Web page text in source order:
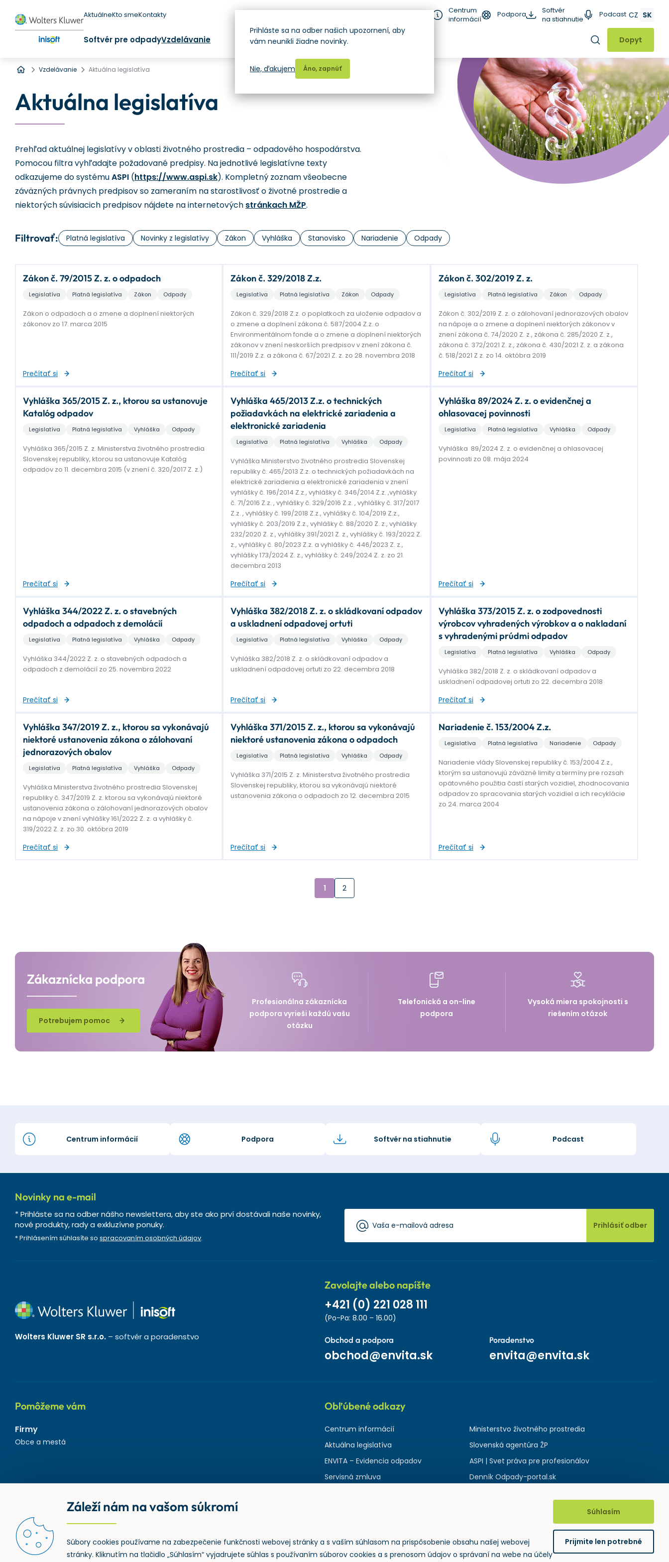
AktuálneKto smeKontakty
Centrum
informácií
Podpora
Softvér
na stiahnutie
Podcast CZ SK
Softvér pre odpadyVzdelávanie Hľadať
Dopyt
Úvod
Vzdelávanie Aktuálna legislatíva
Aktuálna legislatíva
Prehľad aktuálnej legislatívy v oblasti životného prostredia – odpadového hospodárstva.
Pomocou filtra vyhľadajte požadované predpisy. Na jednotlivé legislatívne texty
odkazujeme do systémuASPI (https://www.aspi.sk). Kompletný zoznam všeobecne
záväzných právnych predpisov so zameraním na starostlivosť o životné prostredie a
niektorých súvisiacich predpisov nájdete na internetových stránkach MŽP.
Filtrovať: Platná legislatíva Novinky z legislatívy Zákon Vyhláška Stanovisko Nariadenie Odpady
Zákon č. 79/2015 Z. z. o odpadoch
Legislatíva Platná legislatíva Zákon Odpady
Zákon o odpadoch a o zmene a doplnení niektorých
zákonov zo 17. marca 2015
Prečítať si
Zákon č. 329/2018 Z.z.
Legislatíva Platná legislatíva Zákon Odpady
Zákon č. 329/2018 Z.z. o poplatkoch za uloženie odpadov a
o zmene a doplnení zákona č. 587/2004 Z.z. o
Environmentálnom fonde a o zmene a doplnení niektorých
zákonov v znení neskorších predpisov v znení zákona č.
111/2019 Z.z. a zákona č. 67/2021 Z. z. zo 28. novembra 2018
Prečítať si
Zákon č. 302/2019 Z. z.
Legislatíva Platná legislatíva Zákon Odpady
Zákon č. 302/2019 Z. z. o zálohovaní jednorazových obalov
na nápoje a o zmene a doplnení niektorých zákonov v
znení zákona č. 74/2020 Z. z., zákona č. 285/2020 Z. z.,
zákona č. 372/2021 Z. z., zákona č. 430/2021 Z. z. a zákona
č. 518/2021 Z z. zo 14. októbra 2019
Prečítať si
Vyhláška 365/2015 Z. z., ktorou sa ustanovuje
Katalóg odpadov
Legislatíva Platná legislatíva Vyhláška Odpady
Vyhláška 365/2015 Z. z. Ministerstva životného prostredia
Slovenskej republiky, ktorou sa ustanovuje Katalóg
odpadov zo 11. decembra 2015 (v znení č. 320/2017 Z. z.)
Prečítať si
Vyhláška 465/2013 Z.z. o technických
požiadavkách na elektrické zariadenia a
elektronické zariadenia
Legislatíva Platná legislatíva Vyhláška Odpady
Vyhláška Ministerstvo životného prostredia Slovenskej
republiky č. 465/2013 Z.z. o technických požiadavkách na
elektrické zariadenia a elektronické zariadenia v znení
vyhlášky č. 196/2014 Z.z., vyhlášky č. 346/2014 Z.z. ,vyhlášky
č. 71/2016 Z.z. , vyhlášky č. 329/2016 Z.z. , vyhlášky č. 317/2017
Z.z. , vyhlášky č. 199/2018 Z.z., vyhlášky č. 104/2019 Z.z.,
vyhlášky č. 203/2019 Z.z., vyhlášky č. 88/2020 Z. z., vyhlášky
232/2020 Z. z., vyhlášky 391/2021 Z. z., vyhlášky č. 193/2022 Z.
z., vyhlášky č. 80/2023 Z.z. a vyhlášky č. 446/2023 Z. z.,
vyhlášky 173/2024 Z. z., vyhlášky č. 249/2024 Z. z. zo 21.
decembra 2013
Prečítať si
Vyhláška 89/2024 Z. z. o evidenčnej a
ohlasovacej povinnosti
Legislatíva Platná legislatíva Vyhláška Odpady
Vyhláška 89/2024 Z. z. o evidenčnej a ohlasovacej
povinnosti zo 08. mája 2024
Prečítať si
Vyhláška 344/2022 Z. z. o stavebných
odpadoch a odpadoch z demolácií
Legislatíva Platná legislatíva Vyhláška Odpady
Vyhláška 344/2022 Z. z. o stavebných odpadoch a
odpadoch z demolácií zo 25. novembra 2022
Prečítať si
Vyhláška 382/2018 Z. z. o skládkovaní odpadov
a uskladnení odpadovej ortuti
Legislatíva Platná legislatíva Vyhláška Odpady
Vyhláška 382/2018 Z. z. o skládkovaní odpadov a
uskladnení odpadovej ortuti zo 22. decembra 2018
Prečítať si
Vyhláška 373/2015 Z. z. o zodpovednosti
výrobcov vyhradených výrobkov a o nakladaní
s vyhradenými prúdmi odpadov
Legislatíva Platná legislatíva Vyhláška Odpady
Vyhláška 382/2018 Z. z. o skládkovaní odpadov a
uskladnení odpadovej ortuti zo 22. decembra 2018
Prečítať si
Vyhláška 347/2019 Z. z., ktorou sa vykonávajú
niektoré ustanovenia zákona o zálohovaní
jednorazových obalov
Legislatíva Platná legislatíva Vyhláška Odpady
Vyhláška Ministerstva životného prostredia Slovenskej
republiky č. 347/2019 Z. z. ktorou sa vykonávajú niektoré
ustanovenia zákona o zálohovaní jednorazových obalov
na nápoje v znení vyhlášky 161/2022 Z. z. a vyhlášky č.
319/2022 Z. z. zo 30. októbra 2019
Prečítať si
Vyhláška 371/2015 Z. z., ktorou sa vykonávajú
niektoré ustanovenia zákona o odpadoch
Legislatíva Platná legislatíva Vyhláška Odpady
Vyhláška 371/2015 Z. z. Ministerstva životného prostredia
Slovenskej republiky, ktorou sa vykonávajú niektoré
ustanovenia zákona o odpadoch zo 12. decembra 2015
Prečítať si
Nariadenie č. 153/2004 Z.z.
Legislatíva Platná legislatíva Nariadenie Odpady
Nariadenie vlády Slovenskej republiky č. 153/2004 Z.z.,
ktorým sa ustanovujú záväzné limity a termíny pre rozsah
opätovného použitia častí starých vozidiel, zhodnocovania
odpadov zo spracovania starých vozidiel a ich recyklácie
zo 24. marca 2004
Prečítať si
1 2
Zákaznícka podpora
Potrebujem pomoc
Profesionálna zákaznícka
podpora vyrieši každú vašu
otázku
Telefonická a on-line
podpora
Vysoká miera spokojnosti s
riešením otázok
Centrum informácií Podpora Softvér na stiahnutie Podcast
Novinky na e-mail
* Prihláste sa na odber nášho newslettera, aby ste ako prví dostávali naše novinky,
nové produkty, rady a exkluzívne ponuky.
* Prihlásením súhlasíte so spracovaním osobných údajov.
Prihlásiť odber
Wolters Kluwer SR s.r.o. – softvér a poradenstvo
Zavolajte alebo napíšte
+421 (0) 221 028 111
(Po-Pa: 8.00 – 16.00)
Obchod a podpora
obchod@envita.sk
Poradenstvo
envita@envita.sk
Pomôžeme vám
Firmy
Obce a mestá
Obľúbené odkazy
Centrum informácií
Aktuálna legislatíva
ENVITA – Evidencia odpadov
Servisná zmluva
Ministerstvo životného prostredia
Slovenská agentúra ŽP
ASPI | Svet práva pre profesionálov
Denník Odpady-portal.sk
Prihláste sa na odber našich upozornení, aby
vám neunikli žiadne novinky.
Áno, zapnúť
Nie, ďakujem
Záleží nám na vašom súkromí
Súbory cookies používame na zabezpečenie funkčnosti webovej stránky a s vaším súhlasom na prispôsobenie obsahu našej webovej
stránky. Kliknutím na tlačidlo „Súhlasím“ vyjadrujete súhlas s používaním súborov cookies a s prenosom údajov o správaní na webe na účely
Súhlasím
Prijmite len potrebné